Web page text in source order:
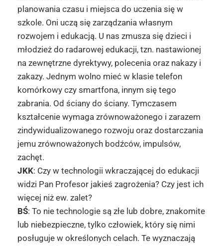
planowania czasu i miejsca do uczenia się w
szkole. Oni uczą się zarządzania własnym
rozwojem i edukacją. U nas zmusza się dzieci i
młodzież do radarowej edukacji, tzn. nastawionej
na zewnętrzne dyrektywy, polecenia oraz nakazy i
zakazy. Jednym wolno mieć w klasie telefon
komórkowy czy smartfona, innym się tego
zabrania. Od ściany do ściany. Tymczasem
kształcenie wymaga zrównoważonego i zarazem
zindywidualizowanego rozwoju oraz dostarczania
jemu zrównoważonych bodźców, impulsów,
zachęt.
JKK: Czy w technologii wkraczającej do edukacji
widzi Pan Profesor jakieś zagrożenia? Czy jest ich
więcej niż ew. zalet?
BŚ: To nie technologie są złe lub dobre, znakomite
lub niebezpieczne, tylko człowiek, który się nimi
posługuje w określonych celach. Te wyznaczają